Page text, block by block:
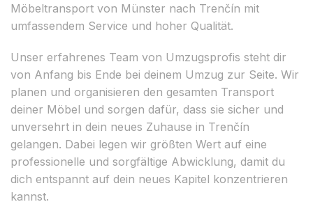
Möbeltransport von Münster nach Trenčín mit
umfassendem Service und hoher Qualität.
Unser erfahrenes Team von Umzugsprofis steht dir
von Anfang bis Ende bei deinem Umzug zur Seite. Wir
planen und organisieren den gesamten Transport
deiner Möbel und sorgen dafür, dass sie sicher und
unversehrt in dein neues Zuhause in Trenčín
gelangen. Dabei legen wir größten Wert auf eine
professionelle und sorgfältige Abwicklung, damit du
dich entspannt auf dein neues Kapitel konzentrieren
kannst.